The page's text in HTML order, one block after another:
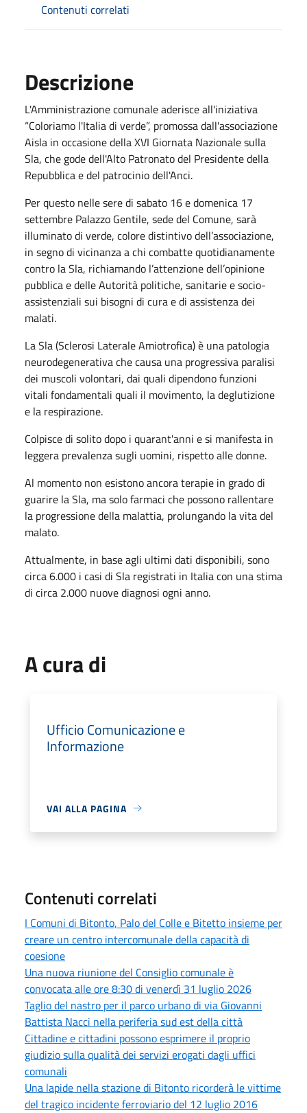
Contenuti correlati
Descrizione
L'Amministrazione comunale aderisce all'iniziativa
“Coloriamo l'Italia di verde”, promossa dall'associazione
Aisla in occasione della XVI Giornata Nazionale sulla
Sla, che gode dell'Alto Patronato del Presidente della
Repubblica e del patrocinio dell'Anci.
Per questo nelle sere di sabato 16 e domenica 17
settembre Palazzo Gentile, sede del Comune, sarà
illuminato di verde, colore distintivo dell’associazione,
in segno di vicinanza a chi combatte quotidianamente
contro la Sla, richiamando l’attenzione dell’opinione
pubblica e delle Autorità politiche, sanitarie e socio-
assistenziali sui bisogni di cura e di assistenza dei
malati.
La Sla (Sclerosi Laterale Amiotrofica) è una patologia
neurodegenerativa che causa una progressiva paralisi
dei muscoli volontari, dai quali dipendono funzioni
vitali fondamentali quali il movimento, la deglutizione
e la respirazione.
Colpisce di solito dopo i quarant'anni e si manifesta in
leggera prevalenza sugli uomini, rispetto alle donne.
Al momento non esistono ancora terapie in grado di
guarire la Sla, ma solo farmaci che possono rallentare
la progressione della malattia, prolungando la vita del
malato.
Attualmente, in base agli ultimi dati disponibili, sono
circa 6.000 i casi di Sla registrati in Italia con una stima
di circa 2.000 nuove diagnosi ogni anno.
A cura di
Ufficio Comunicazione e
Informazione
VAI ALLA PAGINA
Contenuti correlati
I Comuni di Bitonto, Palo del Colle e Bitetto insieme per
creare un centro intercomunale della capacità di
coesione
Una nuova riunione del Consiglio comunale è
convocata alle ore 8:30 di venerdì 31 luglio 2026
Taglio del nastro per il parco urbano di via Giovanni
Battista Nacci nella periferia sud est della città
Cittadine e cittadini possono esprimere il proprio
giudizio sulla qualità dei servizi erogati dagli uffici
comunali
Una lapide nella stazione di Bitonto ricorderà le vittime
del tragico incidente ferroviario del 12 luglio 2016